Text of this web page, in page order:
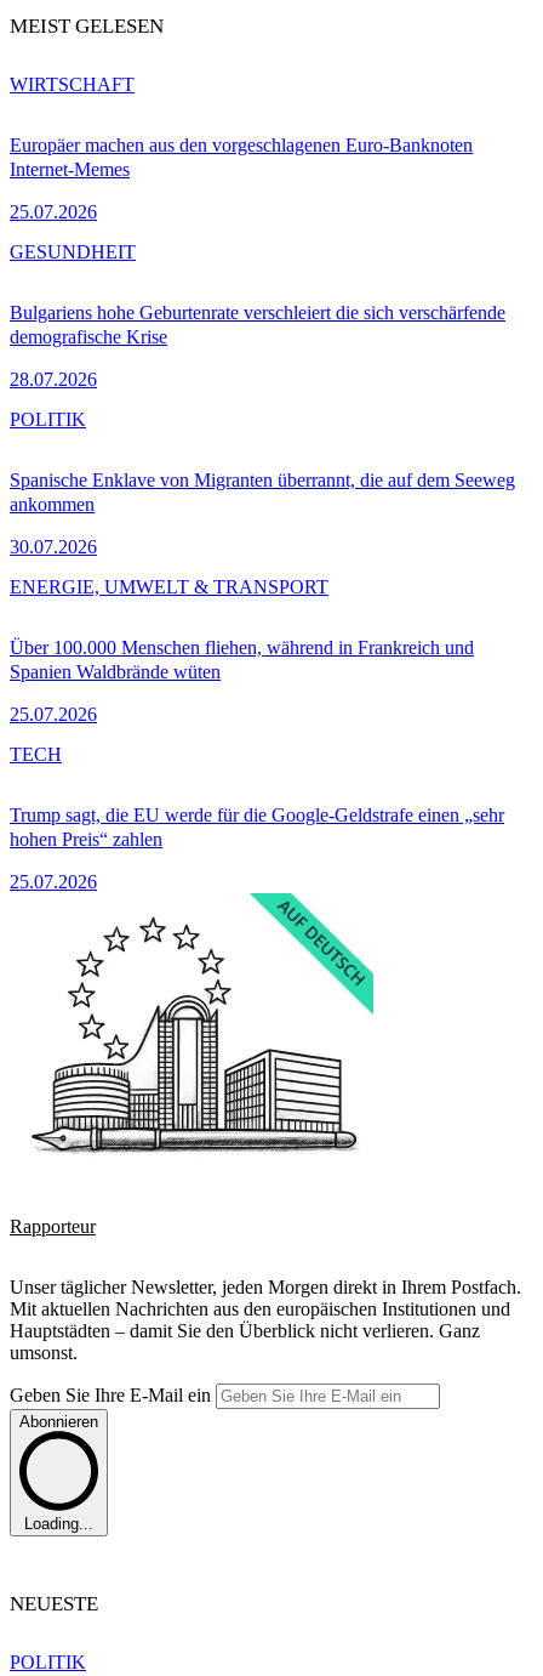
MEIST GELESEN
Europäer machen aus den vorgeschlagenen Euro-Banknoten
Internet-Memes
25.07.2026
WIRTSCHAFT
Bulgariens hohe Geburtenrate verschleiert die sich verschärfende
demografische Krise
28.07.2026
GESUNDHEIT
Spanische Enklave von Migranten überrannt, die auf dem Seeweg
ankommen
30.07.2026
POLITIK
Über 100.000 Menschen fliehen, während in Frankreich und
Spanien Waldbrände wüten
25.07.2026
ENERGIE, UMWELT & TRANSPORT
Trump sagt, die EU werde für die Google-Geldstrafe einen „sehr
hohen Preis“ zahlen
25.07.2026
TECH
Rapporteur
Unser täglicher Newsletter, jeden Morgen direkt in Ihrem Postfach.
Mit aktuellen Nachrichten aus den europäischen Institutionen und
Hauptstädten – damit Sie den Überblick nicht verlieren. Ganz
umsonst.
Geben Sie Ihre E-Mail ein
Abonnieren
Loading...
NEUESTE
POLITIK